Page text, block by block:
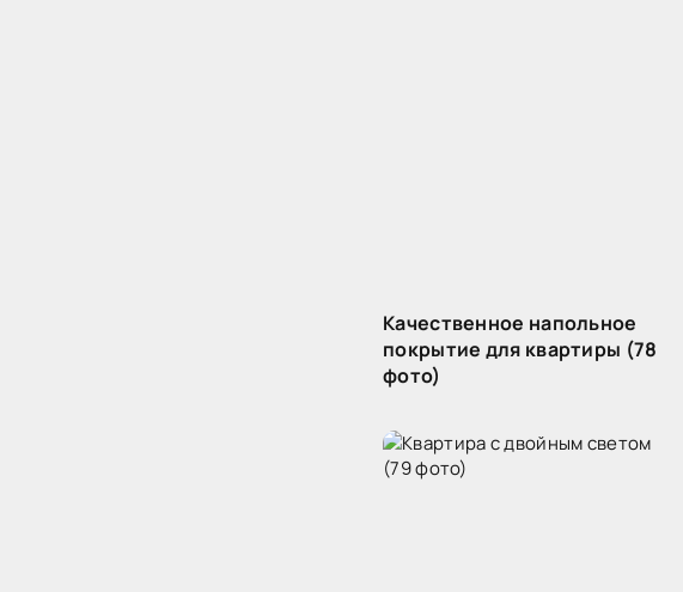
Качественное напольное
покрытие для квартиры (78
фото)